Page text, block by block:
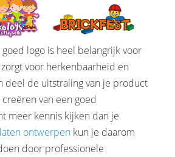
logo is heel belangrijk voor
voor herkenbaarheid en
deel de uitstraling van je product
van een goed
meer kennis kijken dan je
ontwerpenkun je daarom
door professionele